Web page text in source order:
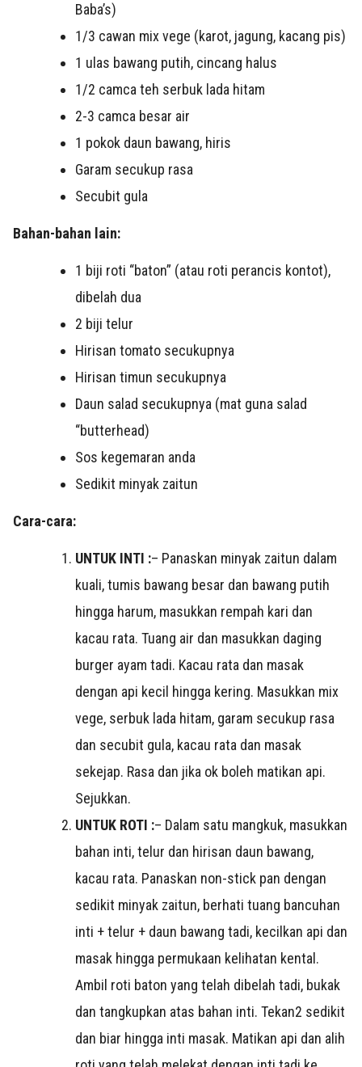
Baba’s)
1/3 cawan mix vege (karot, jagung, kacang pis)
1 ulas bawang putih, cincang halus
1/2 camca teh serbuk lada hitam
2-3 camca besar air
1 pokok daun bawang, hiris
Garam secukup rasa
Secubit gula
Bahan-bahan lain:
1 biji roti “baton” (atau roti perancis kontot),
dibelah dua
2 biji telur
Hirisan tomato secukupnya
Hirisan timun secukupnya
Daun salad secukupnya (mat guna salad
“butterhead)
Sos kegemaran anda
Sedikit minyak zaitun
Cara-cara:
UNTUK INTI :– Panaskan minyak zaitun dalam
kuali, tumis bawang besar dan bawang putih
hingga harum, masukkan rempah kari dan
kacau rata. Tuang air dan masukkan daging
burger ayam tadi. Kacau rata dan masak
dengan api kecil hingga kering. Masukkan mix
vege, serbuk lada hitam, garam secukup rasa
dan secubit gula, kacau rata dan masak
sekejap. Rasa dan jika ok boleh matikan api.
Sejukkan.
UNTUK ROTI :– Dalam satu mangkuk, masukkan
bahan inti, telur dan hirisan daun bawang,
kacau rata. Panaskan non-stick pan dengan
sedikit minyak zaitun, berhati tuang bancuhan
inti + telur + daun bawang tadi, kecilkan api dan
masak hingga permukaan kelihatan kental.
Ambil roti baton yang telah dibelah tadi, bukak
dan tangkupkan atas bahan inti. Tekan2 sedikit
dan biar hingga inti masak. Matikan api dan alih